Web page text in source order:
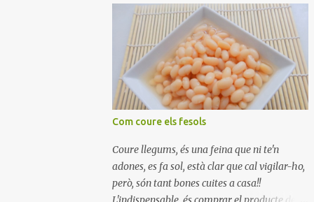
Com coure els fesols
Coure llegums, és una feina que ni te'n
adones, es fa sol, està clar que cal vigilar-ho,
però, són tant bones cuites a casa!!